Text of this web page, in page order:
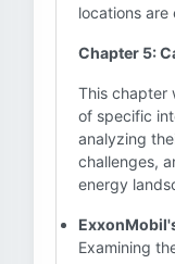
locations are
Chapter 5:
This chapter
of specific
analyzing
challenges,
energy
Examining